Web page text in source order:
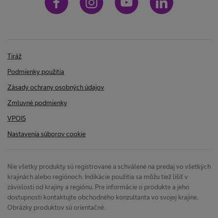
Tiráž
Podmienky použitia
Zásady ochrany osobných údajov
Zmluvné podmienky
VPOIS
Nastavenia súborov cookie
Nie všetky produkty sú registrované a schválené na predaj vo všetkých
krajinách alebo regiónoch. Indikácie použitia sa môžu tiež líšiť v
závislosti od krajiny a regiónu. Pre informácie o produkte a jeho
dostupnosti kontaktujte obchodného konzultanta vo svojej krajine.
Obrázky produktov sú orientačné.